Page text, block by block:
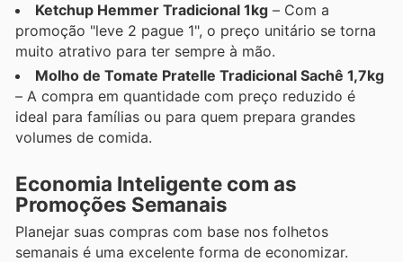
Ketchup Hemmer Tradicional 1kg – Com a
promoção "leve 2 pague 1", o preço unitário se torna
muito atrativo para ter sempre à mão.
Molho de Tomate Pratelle Tradicional Sachê 1,7kg
– A compra em quantidade com preço reduzido é
ideal para famílias ou para quem prepara grandes
volumes de comida.
Economia Inteligente com as
Promoções Semanais
Planejar suas compras com base nos folhetos
semanais é uma excelente forma de economizar.